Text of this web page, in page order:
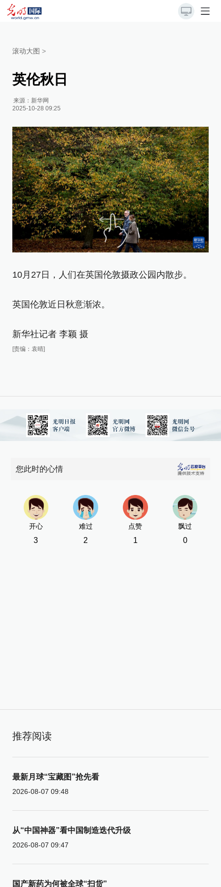
滚动大图 >
英伦秋日
来源： 新华网
2025-10-28 09:25
10月27日，人们在英国伦敦摄政公园内散步。
英国伦敦近日秋意渐浓。
新华社记者 李颖 摄
[责编：袁晴]
您此时的心情
开心
3
难过
2
点赞
1
飘过
0
推荐阅读
最新月球“宝藏图”抢先看
2026-08-07 09:48
从“中国神器”看中国制造迭代升级
2026-08-07 09:47
国产新药为何被全球“扫货”